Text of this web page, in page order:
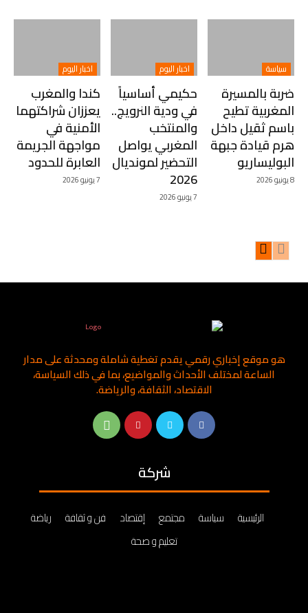
سياسة
ضربة بالمسيرة
المغربية تطيح
باسم ثقيل داخل
هرم قيادة جبهة
البوليساريو
8 يونيو 2026
اخبار اليوم
حكيمي أساسياً
في ودية النرويج..
والمنتخب
المغربي يواصل
التحضير لمونديال
2026
7 يونيو 2026
اخبار اليوم
كندا والمغرب
يعززان شراكتهما
الأمنية في
مواجهة الجريمة
العابرة للحدود
7 يونيو 2026
هو موقع إخباري رقمي يقدم تغطية شاملة ومحدثة على مدار
الساعة لمختلف الأحداث والمواضيع، بما في ذلك السياسة،
الاقتصاد، الثقافة، والرياضة.
شركة
الرئيسية سياسة مجتمع إقتصاد فن و ثقافة
رياضة
تعليم و صحة